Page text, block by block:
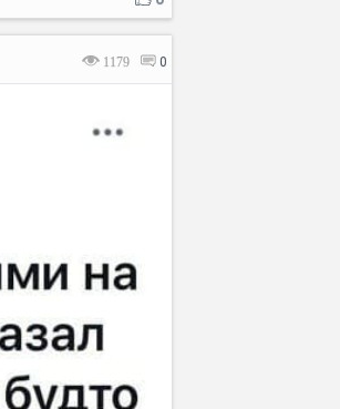
1179 0